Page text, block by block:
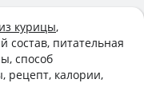
курицы,
состав, питательная
способ
рецепт, калории,